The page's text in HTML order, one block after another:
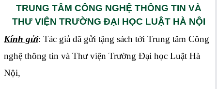
TRUNG TÂM CÔNG NGHỆ THÔNG TIN VÀ
THƯ VIỆN TRƯỜNG ĐẠI HỌC LUẬT HÀ NỘI
Kính gửi: Tác giả đã gửi tặng sách tới Trung tâm Công
nghệ thông tin và Thư viện Trường Đại học Luật Hà
Nội,